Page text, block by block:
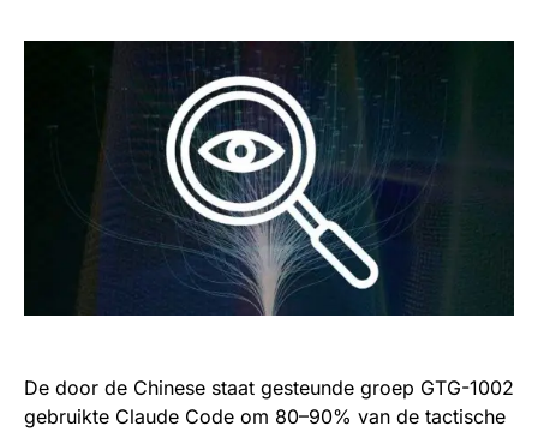
De door de Chinese staat gesteunde groep GTG-1002
gebruikte Claude Code om 80–90% van de tactische